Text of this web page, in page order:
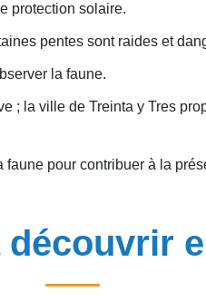
protection solaire.
pentes sont raides et
la faune.
; la ville de Treinta y Tres
pour contribuer à la